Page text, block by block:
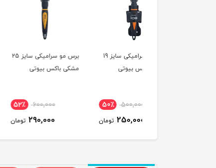
برس مو سرامیکی سایز 25
مشکی باکس بیوتی
600,000
290,000
سفید باکس بیوتی
700,000
350,000